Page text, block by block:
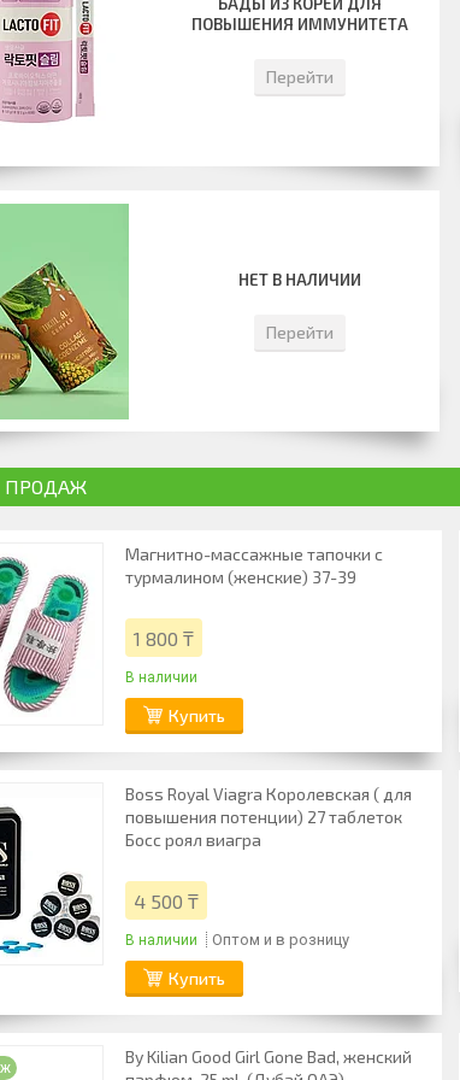
ПОВЫШЕНИЯ ИММУНИТЕТА
Перейти
НЕТ В НАЛИЧИИ
Перейти
ПРОДАЖ
Магнитно-массажные тапочки с
турмалином (женские) 37-39
1 800 ₸
В наличии
Купить
Boss Royal Viagra Королевская ( для
повышения потенции) 27 таблеток
Босс роял виагра
4 500 ₸
В наличии Оптом и в розницу
Купить
By Kilian Good Girl Gone Bad, женский